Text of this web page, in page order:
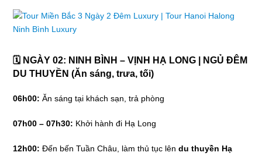
🗓 NGÀY 02: NINH BÌNH – VỊNH HẠ LONG | NGỦ ĐÊM
DU THUYỀN (Ăn sáng, trưa, tối)
06h00: Ăn sáng tại khách sạn, trả phòng
07h00 – 07h30: Khởi hành đi Hạ Long
12h00: Đến bến Tuần Châu, làm thủ tục lêndu thuyền Hạ